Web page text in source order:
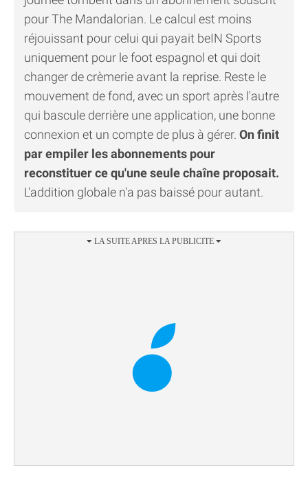
pour The Mandalorian. Le calcul est moins
réjouissant pour celui qui payait beIN Sports
uniquement pour le foot espagnol et qui doit
changer de crèmerie avant la reprise. Reste le
mouvement de fond, avec un sport après l'autre
qui bascule derrière une application, une bonne
connexion et un compte de plus à gérer. On finit
par empiler les abonnements pour
reconstituer ce qu'une seule chaîne proposait.
L'addition globale n'a pas baissé pour autant.